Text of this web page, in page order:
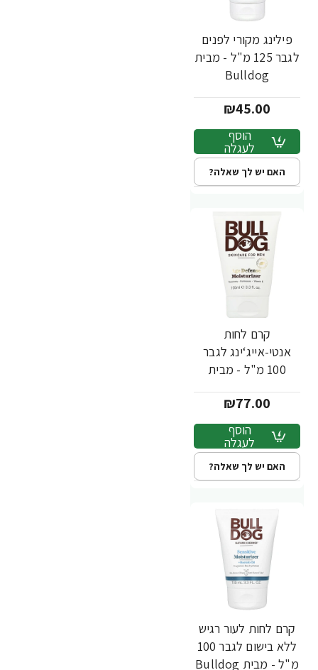
פילינג מקורי לפנים
לגבר 125 מ"ל - מבית
Bulldog
₪45.00
הוסף
לעגלה
האם יש לך שאלה?
קרם לחות
אנטי-אייג‘ינג לגבר
100 מ"ל - מבית
₪77.00
הוסף
לעגלה
האם יש לך שאלה?
קרם לחות לעור רגיש
ללא בישום לגבר 100
מ"ל - מבית Bulldog